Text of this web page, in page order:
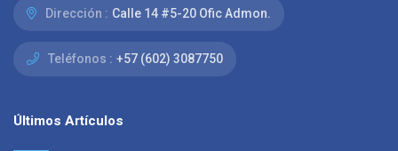
Dirección : Calle 14 #5-20 Ofic Admon.
Teléfonos : +57 (602) 3087750
Últimos Artículos